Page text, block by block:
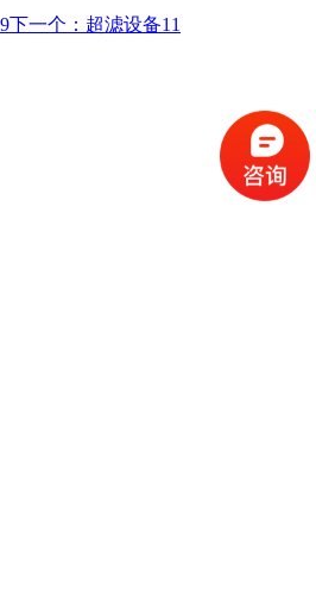
下一个：超滤设备11